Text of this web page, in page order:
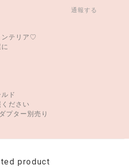
通報する
ンテリア♡
ド
ださい
プター別売り
product